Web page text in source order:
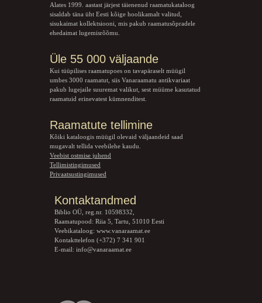
Alates 1999. aastast järjest täienenud raamatukataloog
sisaldab täna üht Eesti kõige hoolikamalt valitud,
sisukaimat kollektsiooni, mis pakub raamatusõpradele
ehedaimat lugemisrõõmu.
Üle 55 000 väljaande
Kui tüüpilises raamatupoes on tavapäraselt müügil
umbes 3000 raamatut, siis Vanaraamatu antikvariaat
pakub lugejaile suuremat valikut, sest müüme kasutatud
raamatuid erinevatest kümnenditest.
Raamatute tellimine
Kõiki kataloogis müügil olevaid väljaandeid saad
mugavalt tellida veebilehe kaudu.
Veebist ostmise juhend
Tellimistingimused
Privaatsustingimused
Kontaktandmed
Biblio OÜ, reg.nr. 10598332,
Raamatupood: Riia 5, Tartu, 51010 Eesti
Veebikataloog: www.vanaraamat.ee
Kontakttelefon (+372) 7 341 901
E-mail: info@vanaraamat.ee